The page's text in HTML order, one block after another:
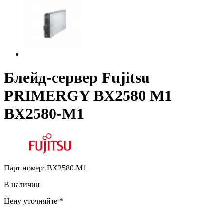
Блейд-сервер Fujitsu
PRIMERGY BX2580 M1
BX2580-M1
Парт номер: BX2580-M1
В наличии
Цену уточняйте *